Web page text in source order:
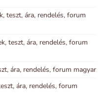
teszt, ára, rendelés, forum
teszt, ára, rendelés, forum
ára, rendelés, forum magyar
ára, rendelés, forum